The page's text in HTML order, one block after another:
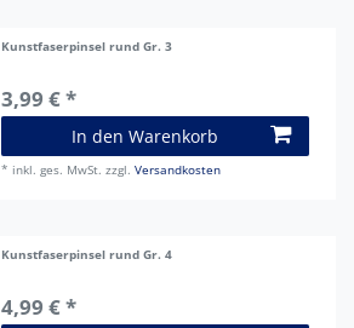
Kunstfaserpinsel rund Gr. 3
3,99 € *
In den Warenkorb
* inkl. ges. MwSt. zzgl.Versandkosten
Kunstfaserpinsel rund Gr. 4
4,99 € *